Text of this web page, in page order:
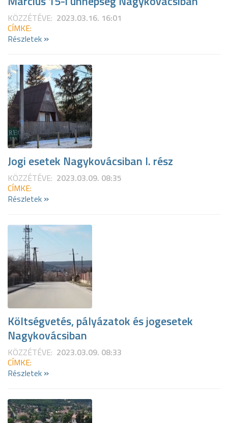
KÖZZÉTÉVE: 2023.03.16. 16:01
CÍMKE:
Részletek »
Jogi esetek Nagykovácsiban I. rész
KÖZZÉTÉVE: 2023.03.09. 08:35
CÍMKE:
Részletek »
Költségvetés, pályázatok és jogesetek
Nagykovácsiban
KÖZZÉTÉVE: 2023.03.09. 08:33
CÍMKE:
Részletek »